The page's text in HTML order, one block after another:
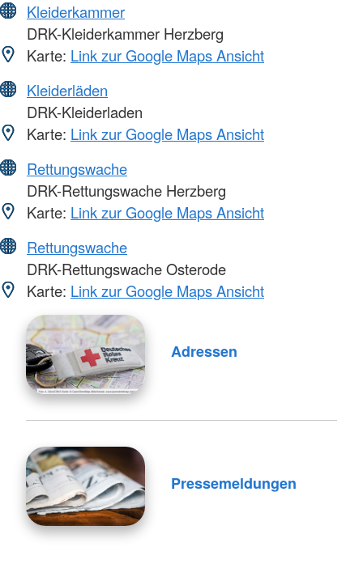
Kleiderkammer
DRK-Kleiderkammer Herzberg
Karte: Link zur Google Maps Ansicht
Kleiderläden
DRK-Kleiderladen
Karte: Link zur Google Maps Ansicht
Rettungswache
DRK-Rettungswache Herzberg
Karte: Link zur Google Maps Ansicht
Rettungswache
DRK-Rettungswache Osterode
Karte: Link zur Google Maps Ansicht
Adressen
Pressemeldungen